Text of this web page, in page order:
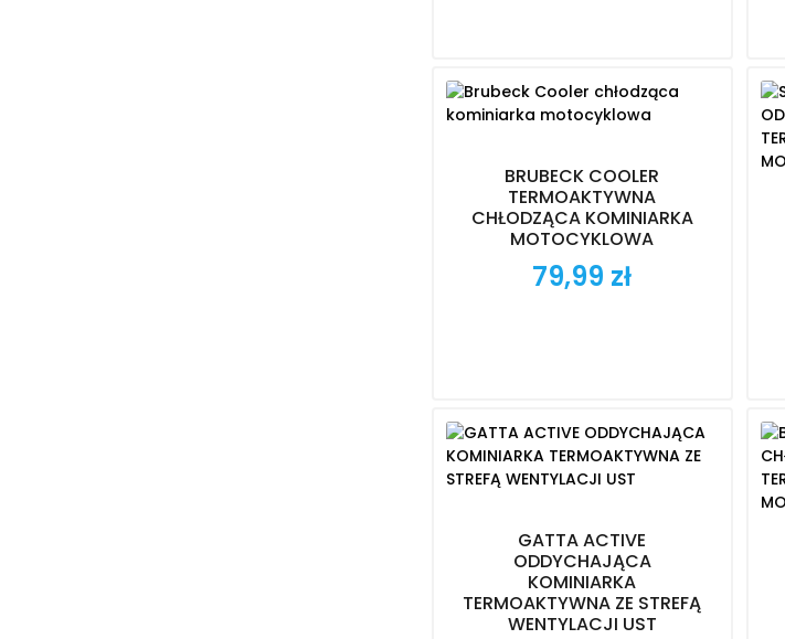
BRUBECK COOLER
TERMOAKTYWNA
CHŁODZĄCA KOMINIARKA
MOTOCYKLOWA
Cena
79,99 zł
GATTA ACTIVE
ODDYCHAJĄCA
KOMINIARKA
TERMOAKTYWNA ZE STREFĄ
WENTYLACJI UST